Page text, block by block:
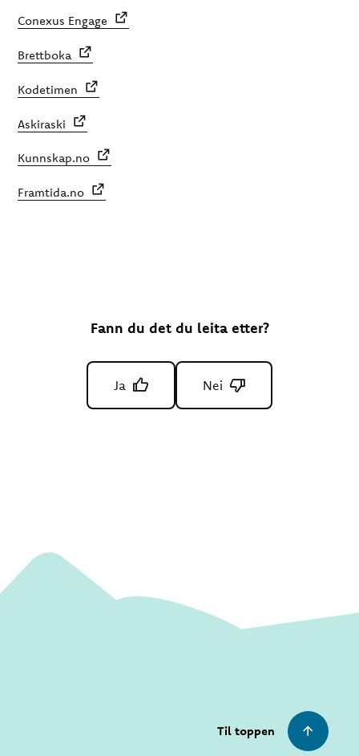
Conexus Engage
Brettboka
Kodetimen
Askiraski
Kunnskap.no
Framtida.no
Fann du det du leita etter?
Ja Nei
Til toppen